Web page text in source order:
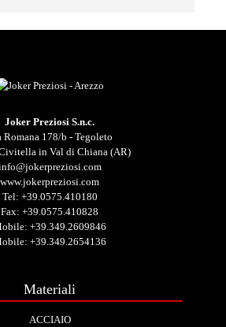
Joker Preziosi S.n.c.
Romana 178/b - Tegoleto
in Val di Chiana (AR)
www.jokerpreziosi.com
Tel: +39.0575.410180
Fax: +39.0575.410828
+39.349.2609846
+39.349.2654136
Materiali
ACCIAIO